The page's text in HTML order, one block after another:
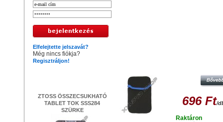
Elfelejtette jelszavát?
Még nincs fiókja?
Regisztráljon!
ZTOSS ÖSSZECSUKHATÓ
TABLET TOK SSS284
SZÜRKE
696 Ft/
Raktáron